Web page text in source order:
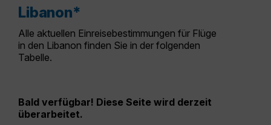
Libanon*
Alle aktuellen Einreisebestimmungen für Flüge
in den Libanon finden Sie in der folgenden
Tabelle.
Bald verfügbar! Diese Seite wird derzeit
überarbeitet.